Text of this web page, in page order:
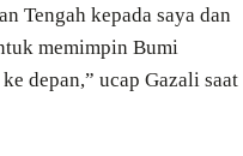
Tengah kepada saya dan
memimpin Bumi
depan,” ucap Gazali saat